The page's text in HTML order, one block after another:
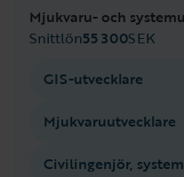
Mjukvaru- och
Snittlön55 300SEK
GIS-utvecklare
Mjukvaruutvecklare
Civilingenjör,